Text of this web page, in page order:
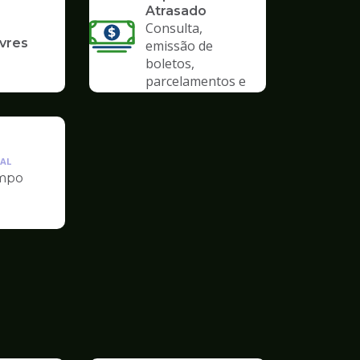
Atrasado
Consulta,
emissão de
boletos,
parcelamentos e